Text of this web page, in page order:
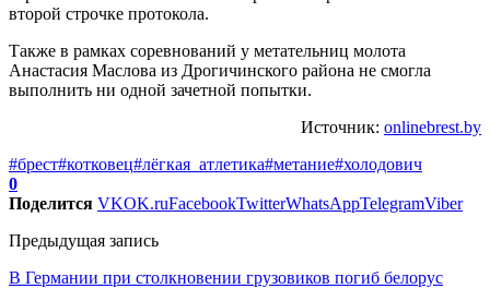
второй строчке протокола.
Также в рамках соревнований у метательниц молота
Анастасия Маслова из Дрогичинского района не смогла
выполнить ни одной зачетной попытки.
Источник: onlinebrest.by
#брест#котковец#лёгкая_атлетика#метание#холодович
0
Поделится VKOK.ruFacebookTwitterWhatsAppTelegramViber
Предыдущая запись
В Германии при столкновении грузовиков погиб белорус